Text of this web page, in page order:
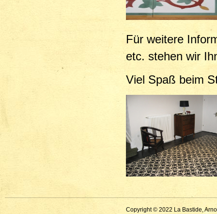
Für weitere
etc. stehen wir
Viel Spaß beim
Copyright © 2022 La Bastide,